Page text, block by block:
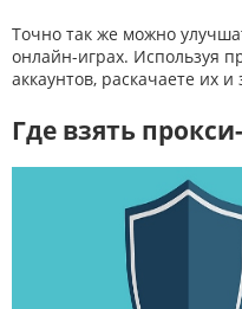
Точно так же можно
онлайн-играх. Используя
аккаунтов, раскачаете их
Где взять